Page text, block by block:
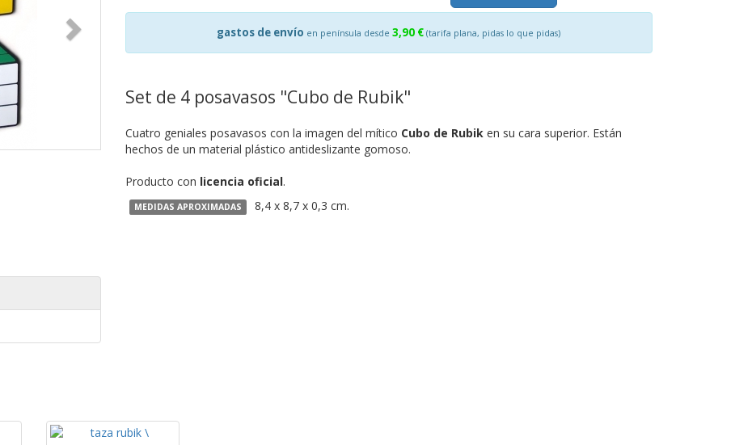
gastos de envío en península desde 3,90 € (tarifa plana, pidas lo que pidas)
Set de 4 posavasos "Cubo de Rubik"
Cuatro geniales posavasos con la imagen del mítico Cubo de Rubiken su cara superior. Están
hechos de un material plástico antideslizante gomoso.
Producto con licencia oficial.
MEDIDAS APROXIMADAS 8,4 x 8,7 x 0,3 cm.